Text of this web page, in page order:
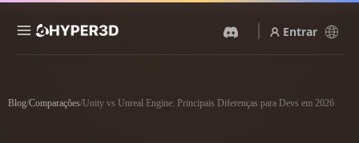
Entrar
Rodin ChatAvatar
Recursos
Blog/Comparações/Unity vs Unreal Engine: Principais Diferenças para Devs em 2026